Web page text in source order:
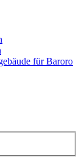
für Baroro